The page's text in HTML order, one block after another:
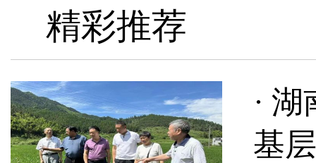
精彩推荐
·
基